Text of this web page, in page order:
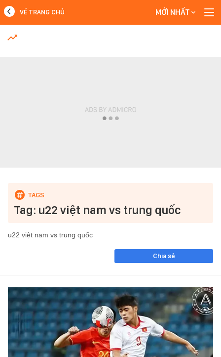
MỚI NHẤT
VỀ TRANG CHỦ MỚI NHẤT
Tag: u22 việt nam vs trung quốc
u22 việt nam vs trung quốc
Chia sẻ